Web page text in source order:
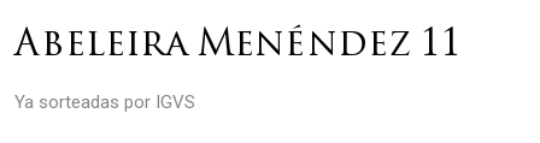
Abeleira Menéndez 11
Ya sorteadas por IGVS